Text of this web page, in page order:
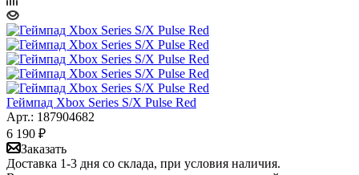
Геймпад Xbox Series S/X Pulse Red
Арт.: 187904682
6 190 ₽
Заказать
Доставка 1-3 дня со склада, при условия наличия.